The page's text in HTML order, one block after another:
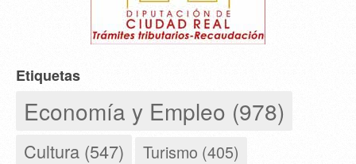
Etiquetas
Economía y Empleo (978)
Cultura (547) Turismo (405)